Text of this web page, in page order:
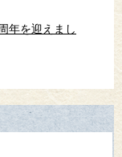
年を迎えまし